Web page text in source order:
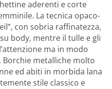
aderenti e corte
La tecnica opaco-
con sobria raffinatezza,
body, mentre il tulle e gli
ma in modo
metalliche molto
ed abiti in morbida lana
stile classico e